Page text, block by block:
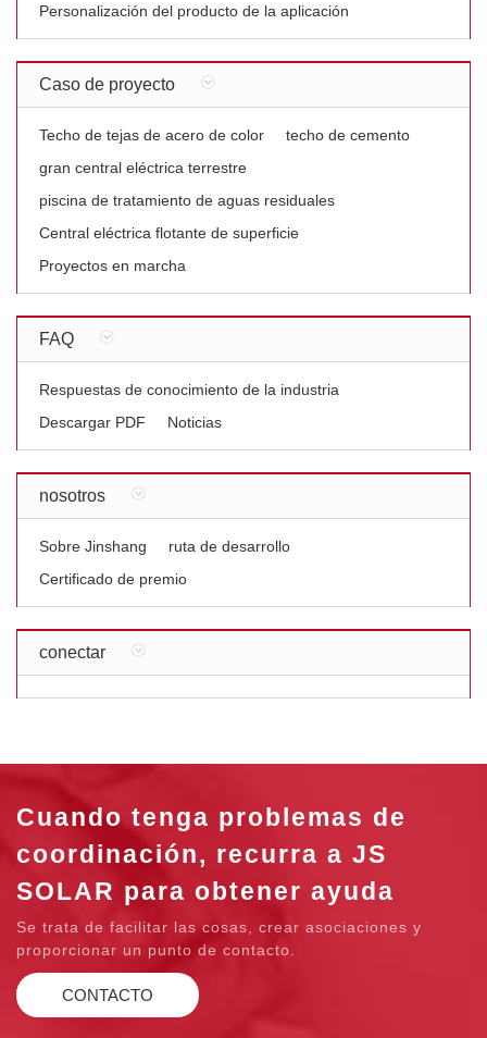
Personalización del producto de la aplicación
Caso de proyecto
Techo de tejas de acero de color
techo de cemento
gran central eléctrica terrestre
piscina de tratamiento de aguas residuales
Central eléctrica flotante de superficie
Proyectos en marcha
FAQ
Respuestas de conocimiento de la industria
Descargar PDF
Noticias
nosotros
Sobre Jinshang
ruta de desarrollo
Certificado de premio
conectar
Cuando tenga problemas de
coordinación, recurra a JS
SOLAR para obtener ayuda
Se trata de facilitar las cosas, crear asociaciones y
proporcionar un punto de contacto.
CONTACTO